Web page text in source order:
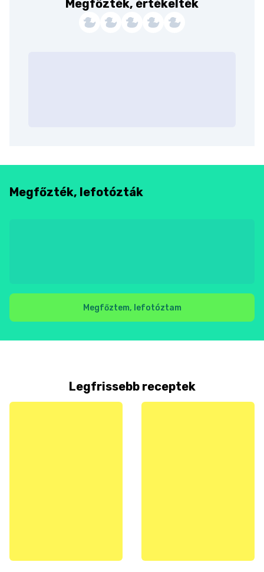
Megfőzték, értékelték
Megfőzték, lefotózták
Megfőztem, lefotóztam
Legfrissebb receptek